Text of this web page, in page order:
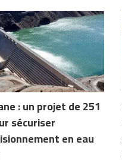
: un projet de 251
sécuriser
en eau